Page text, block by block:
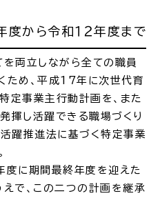
の方
から令和１２年度まで
両立しながら全ての職員
ため、平成17年に次世代育
定事業主行動計画を、また
揮し活躍できる職場づくり
躍推進法に基づく特定事業
に期間最終年度を迎えた
えで、この二つの計画を継承